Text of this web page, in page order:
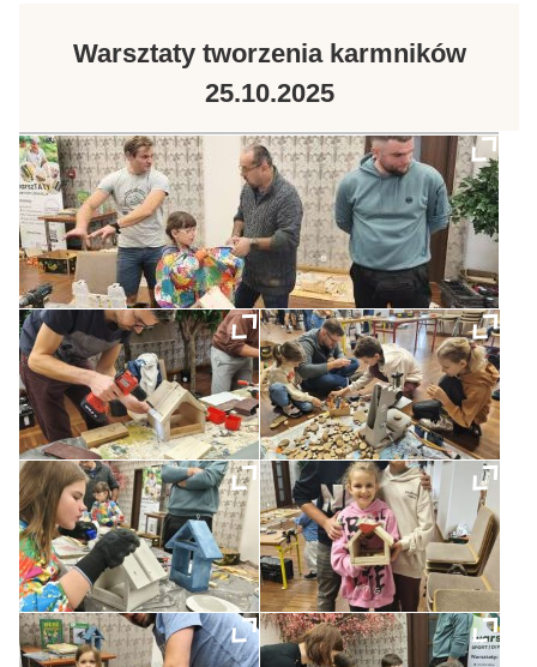
Warsztaty tworzenia karmników
25.10.2025